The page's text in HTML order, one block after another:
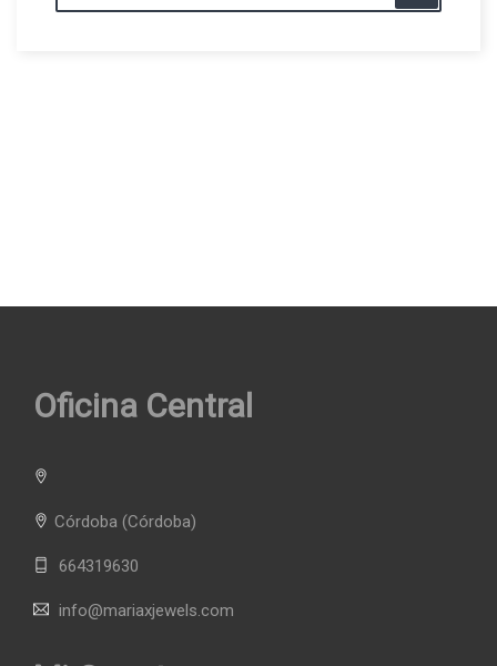
Oficina Central
Córdoba (Córdoba)
664319630
info@mariaxjewels.com